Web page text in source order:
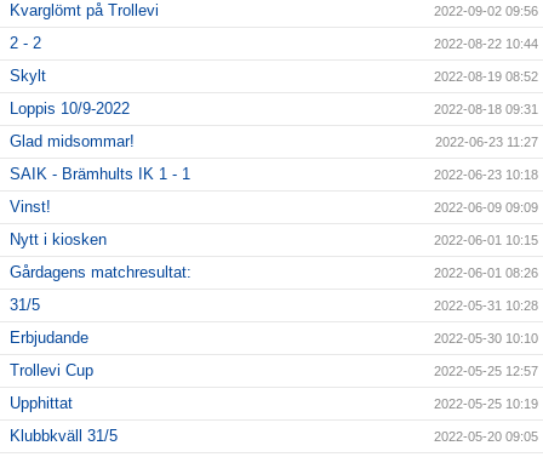
Kvarglömt på Trollevi 2022-09-02 09:56
2 - 2 2022-08-22 10:44
Skylt 2022-08-19 08:52
Loppis 10/9-2022 2022-08-18 09:31
Glad midsommar! 2022-06-23 11:27
SAIK - Brämhults IK 1 - 1 2022-06-23 10:18
Vinst! 2022-06-09 09:09
Nytt i kiosken 2022-06-01 10:15
Gårdagens matchresultat: 2022-06-01 08:26
31/5 2022-05-31 10:28
Erbjudande 2022-05-30 10:10
Trollevi Cup 2022-05-25 12:57
Upphittat 2022-05-25 10:19
Klubbkväll 31/5 2022-05-20 09:05